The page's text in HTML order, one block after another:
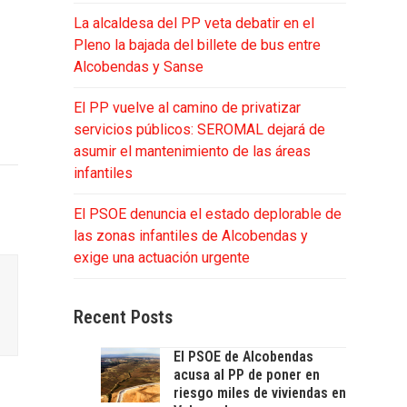
La alcaldesa del PP veta debatir en el
Pleno la bajada del billete de bus entre
Alcobendas y Sanse
El PP vuelve al camino de privatizar
servicios públicos: SEROMAL dejará de
asumir el mantenimiento de las áreas
infantiles
El PSOE denuncia el estado deplorable de
las zonas infantiles de Alcobendas y
exige una actuación urgente
Recent Posts
El PSOE de Alcobendas
acusa al PP de poner en
riesgo miles de viviendas en